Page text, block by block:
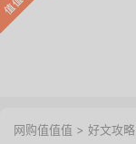
网购值值值 > 好文攻略